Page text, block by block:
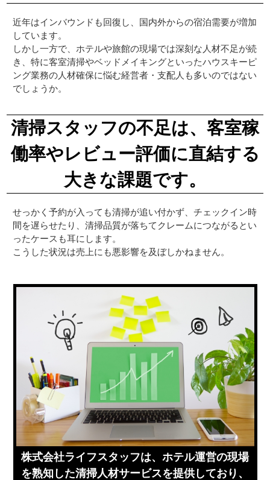
近年はインバウンドも回復し、国内外からの宿泊需要が増加
しています。
しかし一方で、ホテルや旅館の現場では深刻な人材不足が続
き、特に客室清掃やベッドメイキングといったハウスキーピ
ング業務の人材確保に悩む経営者・支配人も多いのではない
でしょうか。
清掃スタッフの不足は、客室稼
働率やレビュー評価に直結する
大きな課題です。
せっかく予約が入っても清掃が追い付かず、チェックイン時
間を遅らせたり、清掃品質が落ちてクレームにつながるとい
ったケースも耳にします。
こうした状況は売上にも悪影響を及ぼしかねません。
株式会社ライフスタッフは、ホテル運営の現場
を熟知した清掃人材サービスを提供しており、